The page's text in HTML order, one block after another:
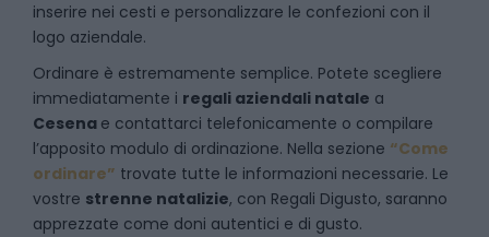
inserire nei cesti e personalizzare le confezioni con il
logo aziendale.
Ordinare è estremamente semplice. Potete scegliere
immediatamente i regali aziendali natale a
Cesena e contattarci telefonicamente o compilare
l’apposito modulo di ordinazione. Nella sezione “Come
ordinare” trovate tutte le informazioni necessarie. Le
vostre strenne natalizie, con Regali Digusto, saranno
apprezzate come doni autentici e di gusto.